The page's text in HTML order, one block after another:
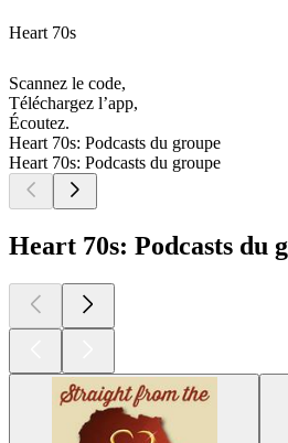
Heart 70s
Scannez le code,
Téléchargez l’app,
Écoutez.
Heart 70s: Podcasts du groupe
Heart 70s: Podcasts du groupe
Heart 70s: Podcasts du